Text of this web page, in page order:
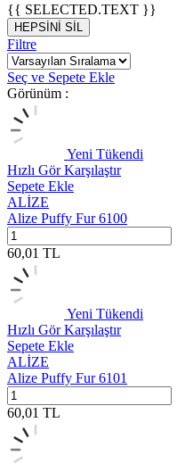
{{ SELECTED.TEXT }}
HEPSİNİ SİL
Filtre
Seç ve Sepete Ekle
Görünüm :
Yeni Tükendi
Hızlı GörKarşılaştır
Sepete Ekle
ALİZE
Alize Puffy Fur 6100
60,01 TL
Yeni Tükendi
Hızlı GörKarşılaştır
Sepete Ekle
ALİZE
Alize Puffy Fur 6101
60,01 TL